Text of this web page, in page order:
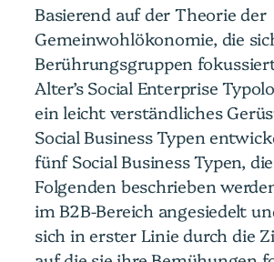
Basierend auf der Theorie der
Gemeinwohlökonomie, die
Berührungsgruppen
Alter’s Social Enterprise
ein leicht verständliches
Social Business Typen
fünf Social Business Typen,
Folgenden beschrieben
im B2B-Bereich angesiedelt
sich in erster Linie durch die